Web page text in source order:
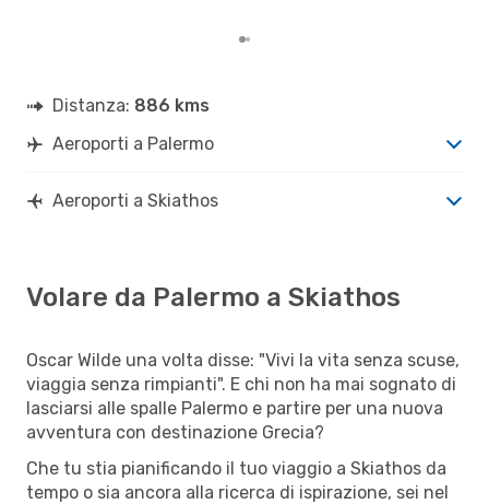
Distanza: 886 kms
Aeroporti a Palermo
Aeroporti a Skiathos
Volare da Palermo a Skiathos
Oscar Wilde una volta disse: "Vivi la vita senza scuse,
viaggia senza rimpianti". E chi non ha mai sognato di
lasciarsi alle spalle Palermo e partire per una nuova
avventura con destinazione Grecia?
Che tu stia pianificando il tuo viaggio a Skiathos da
tempo o sia ancora alla ricerca di ispirazione, sei nel